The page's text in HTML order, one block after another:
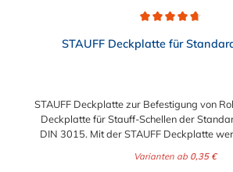
STAUFF Deckplatte für
STAUFF Deckplatte zur Befestigung von
Deckplatte für Stauff-Schellen der
DIN 3015. Mit der STAUFF Deckplatte
Varianten ab 0,35 €